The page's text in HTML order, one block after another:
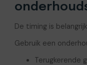
De timing is
Gebruik een
Terugkerende